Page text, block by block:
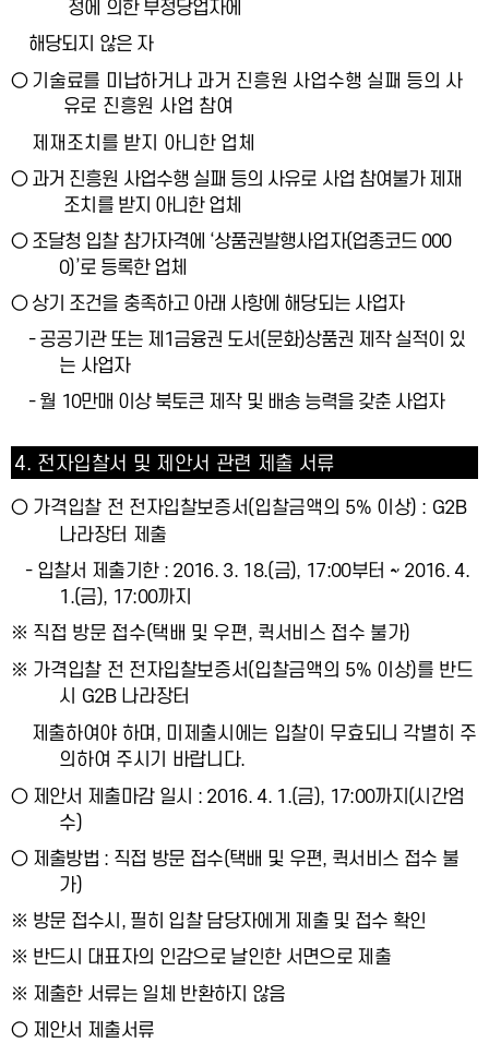
정에 의한 부정당업자에
해당되지 않은 자
○ 기술료를 미납하거나 과거 진흥원 사업수행 실패 등의 사
유로 진흥원 사업 참여
제재조치를 받지 아니한 업체
○ 과거 진흥원 사업수행 실패 등의 사유로 사업 참여불가 제재
조치를 받지 아니한 업체
○ 조달청 입찰 참가자격에 ‘상품권발행사업자(업종코드000
0)’로 등록한 업체
○ 상기 조건을 충족하고 아래 사항에 해당되는 사업자
- 공공기관 또는 제1금융권 도서(문화)상품권 제작 실적이 있
는 사업자
- 월 10만매 이상 북토큰 제작 및 배송 능력을 갖춘 사업자
4. 전자입찰서 및 제안서 관련 제출 서류
○ 가격입찰 전 전자입찰보증서(입찰금액의 5% 이상) : G2B
나라장터 제출
- 입찰서 제출기한 : 2016. 3. 18.(금), 17:00부터 ~ 2016. 4.
1.(금), 17:00까지
※ 직접 방문 접수(택배 및 우편, 퀵서비스 접수 불가)
※ 가격입찰 전 전자입찰보증서(입찰금액의 5% 이상)를 반드
시 G2B 나라장터
제출하여야 하며, 미제출시에는 입찰이 무효되니 각별히 주
의하여 주시기 바랍니다.
○ 제안서 제출마감 일시 : 2016. 4. 1.(금), 17:00까지(시간엄
수)
○ 제출방법 : 직접 방문 접수(택배 및 우편, 퀵서비스 접수 불
가)
※ 방문 접수시, 필히 입찰 담당자에게 제출 및 접수 확인
※ 반드시 대표자의 인감으로 날인한 서면으로 제출
※ 제출한 서류는 일체 반환하지 않음
○ 제안서 제출서류